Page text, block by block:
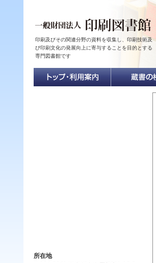
印刷及びその関連分野の資料を収集し、印刷技術及
び印刷文化の発展向上に寄与することを目的とする
専門図書館です
所在地